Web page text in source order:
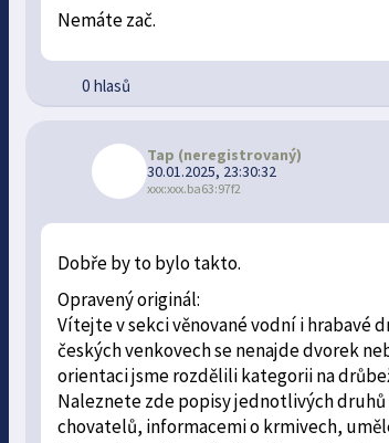
Nemáte zač.
0 hlasů
Tap (neregistrovaný)
30.01.2025, 23:30:32
xxx:xxx.ba63:97f2
Dobře by to bylo takto.
Opravený originál:
Vítejte v sekci věnované vodní i hrabavé
českých venkovech se nenajde dvorek
orientaci jsme rozdělili kategorii na
Naleznete zde popisy jednotlivých
chovatelů, informacemi o krmivech,